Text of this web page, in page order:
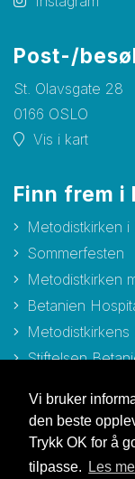
Vi bruker
den beste
Trykk OK for å
tilpasse.
Les
Post-/
St. Olavsgate 28
0166 OSLO
Vis i kart
Finn frem i
Metodistkirken
Sommerfesten
Metodistkirken
Betanien
Stiftelsen